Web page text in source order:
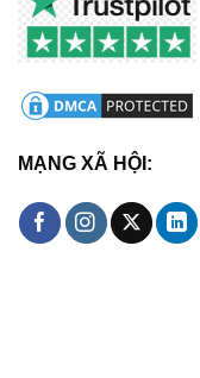
MẠNG XÃ HỘI: